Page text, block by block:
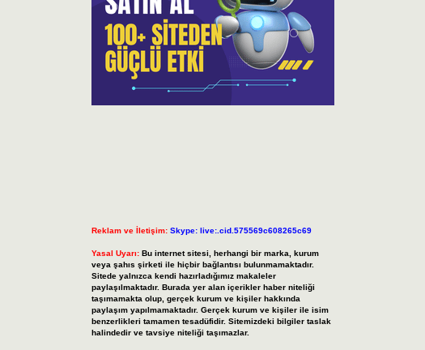
Reklam ve İletişim: Skype: live:.cid.575569c608265c69
Yasal Uyarı: Bu internet sitesi, herhangi bir marka, kurum
veya şahıs şirketi ile hiçbir bağlantısı bulunmamaktadır.
Sitede yalnızca kendi hazırladığımız makaleler
paylaşılmaktadır. Burada yer alan içerikler haber niteliği
taşımamakta olup, gerçek kurum ve kişiler hakkında
paylaşım yapılmamaktadır. Gerçek kurum ve kişiler ile isim
benzerlikleri tamamen tesadüfidir. Sitemizdeki bilgiler taslak
halindedir ve tavsiye niteliği taşımazlar.